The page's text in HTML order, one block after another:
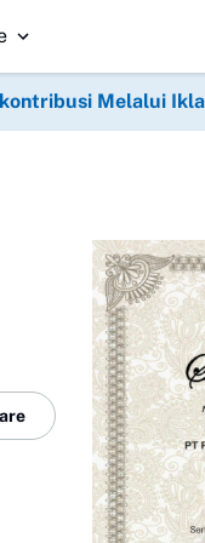
Asintel Satlap
Melalui